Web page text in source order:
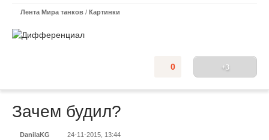
Лента Мира танков / Картинки
+3
0
Зачем будил?
DanilaKG 24-11-2015, 13:44